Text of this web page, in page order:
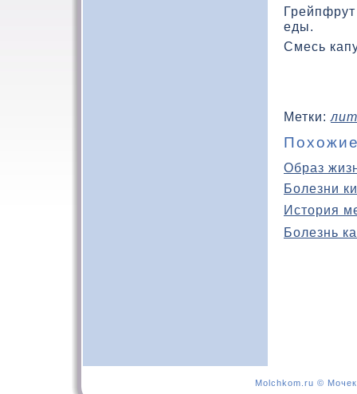
еды.
Смесь
Метки:
Образ
Болезни
История
Болезнь
Molchkom.ru ©